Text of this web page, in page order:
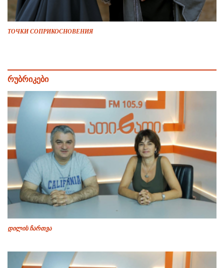
ТОЧКИ СОПРИКОСНОВЕНИЯ
რუბრიკები
დილის ჩართვა